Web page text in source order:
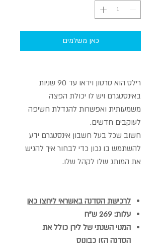
כאן משלמים
רילס הוא סרטון וידאו עד 90 שניות
באינסטגרם ויש לו יכולת הפצה
משמעותית ואפשרות להגדלת חשיפה
לעוקבים חדשים.
חשוב שכל בעל חשבון אינסטגרם ידע
להשתמש בו נכון כדי לבחור איך להגיש
את המותג שלו לקהל שלו.
לרכישת הסדנה באשראי ליחצו כאן
עלות: 269 ש"ח
המנוי השנתי של לירן כולל את
הסדנה הזו כבונוס